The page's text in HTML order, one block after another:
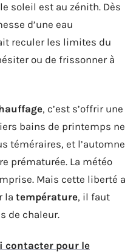
soleil est au zénith. Dès
d’une eau
reculer les limites du
ou de frissonner à
, c’est s’offrir une
bains de printemps ne
téméraires, et l’automne
prématurée. La météo
Mais cette liberté a
la température, il faut
de chaleur.
contacter pour le